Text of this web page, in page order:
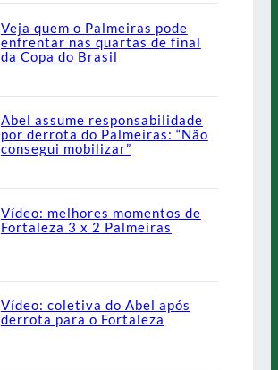
Veja quem o Palmeiras pode
enfrentar nas quartas de final
da Copa do Brasil
Abel assume responsabilidade
por derrota do Palmeiras: “Não
consegui mobilizar”
Vídeo: melhores momentos de
Fortaleza 3 x 2 Palmeiras
Vídeo: coletiva do Abel após
derrota para o Fortaleza